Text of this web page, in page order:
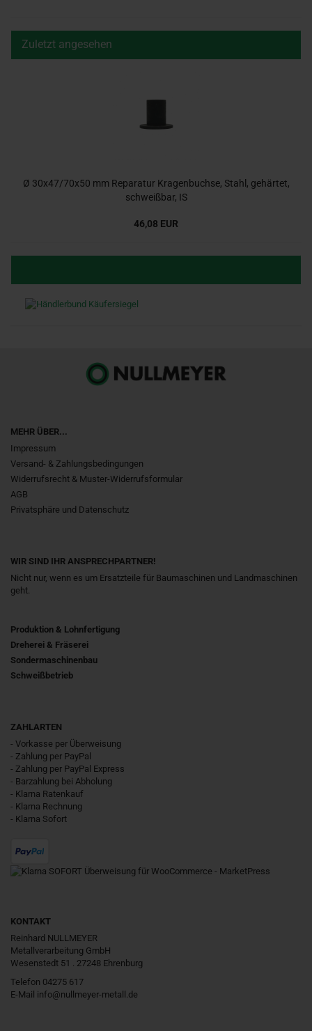
Zuletzt angesehen
Ø 30x47/70x50 mm Reparatur Kragenbuchse, Stahl, gehärtet,
schweißbar, IS
46,08 EUR
MEHR ÜBER...
Impressum
Versand- & Zahlungsbedingungen
Widerrufsrecht & Muster-Widerrufsformular
AGB
Privatsphäre und Datenschutz
WIR SIND IHR ANSPRECHPARTNER!
Nicht nur, wenn es um Ersatzteile für Baumaschinen und Landmaschinen
geht.
Produktion & Lohnfertigung
Dreherei & Fräserei
Sondermaschinenbau
Schweißbetrieb
ZAHLARTEN
- Vorkasse per Überweisung
- Zahlung per PayPal
- Zahlung per PayPal Express
- Barzahlung bei Abholung
- Klarna Ratenkauf
- Klarna Rechnung
- Klarna Sofort
KONTAKT
Reinhard NULLMEYER
Metallverarbeitung GmbH
Wesenstedt 51 . 27248 Ehrenburg
Telefon 04275 617
E-Mail info@nullmeyer-metall.de